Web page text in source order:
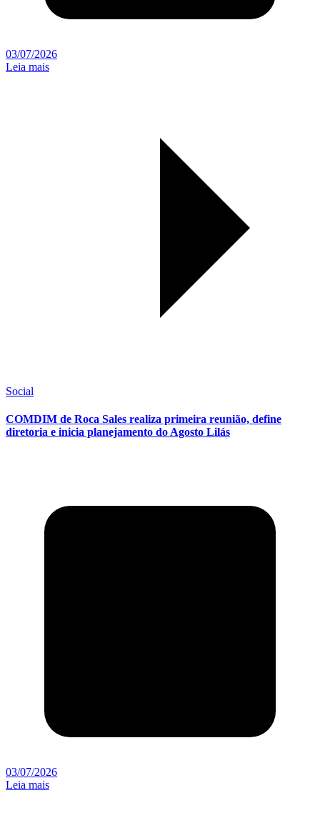
03/07/2026
Leia mais
Social
COMDIM de Roca Sales realiza primeira reunião, define
diretoria e inicia planejamento do Agosto Lilás
03/07/2026
Leia mais